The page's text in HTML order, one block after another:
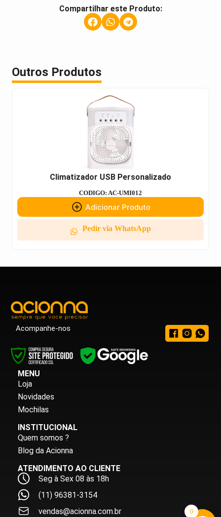
Compartilhar este Produto:
Outros Produtos
Climatizador USB Personalizado
CODIGO: AC-UMI012
Adicionar Produto
Pedir via WhatsApp
Acompanhe-nos
MENU
Loja
Novidades
Mochilas
INSTITUCIONAL
Quem somos ?
Blog da Acionna
ATENDIMENTO AO CLIENTE
Seg à Sex 08 às 18h
(11) 96381-3154
vendas@acionna.com.br
0